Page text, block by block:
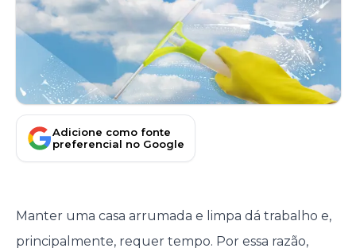
Adicione como fonte
preferencial no Google
Manter uma casa arrumada e limpa dá trabalho e,
principalmente, requer tempo. Por essa razão,